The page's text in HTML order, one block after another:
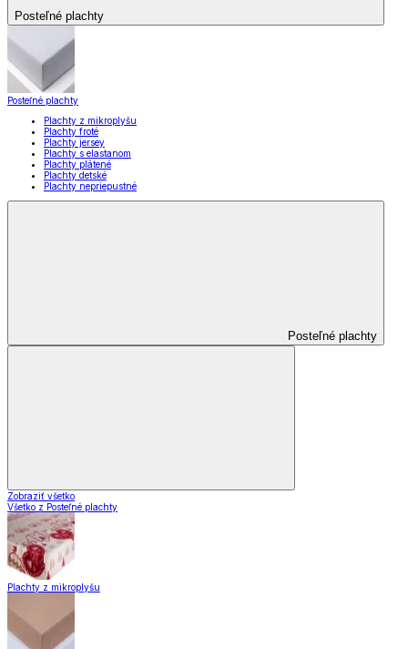
Posteľné plachty
Posteľné plachty
Plachty z mikroplyšu
Plachty froté
Plachty jersey
Plachty s elastanom
Plachty plátené
Plachty detské
Plachty nepriepustné
Posteľné plachty
Zobraziť všetko
Všetko z Posteľné plachty
Plachty z mikroplyšu